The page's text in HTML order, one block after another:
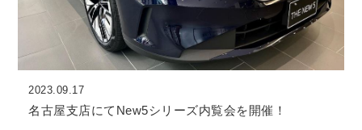
2023.09.17
名古屋支店にてNew5シリーズ内覧会を開催！